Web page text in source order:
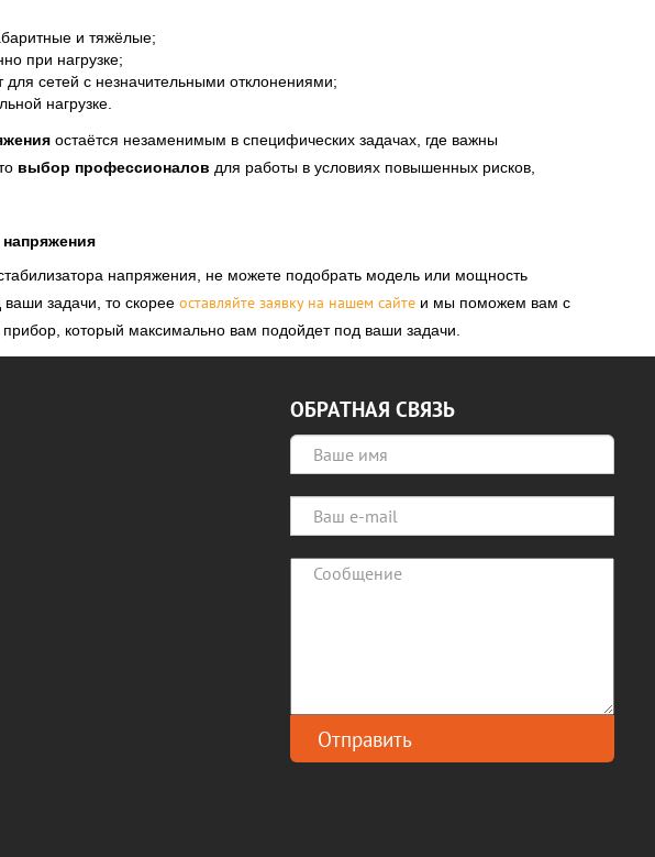
и тяжёлые;
при нагрузке;
сетей с незначительными отклонениями;
нагрузке.
остаётся незаменимым в специфических задачах, где важны
выбор профессионалов для работы в условиях повышенных рисков,
напряжения, не можете подобрать модель или мощность
ваши задачи, то скорее оставляйте заявку на нашем сайте и мы поможем вам с
который максимально вам подойдет под ваши задачи.
ОБРАТНАЯ СВЯЗЬ